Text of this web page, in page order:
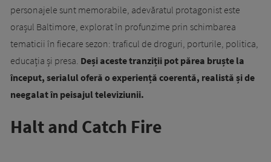
personajele sunt memorabile, adevăratul protagonist este
orașul Baltimore, explorat în profunzime prin schimbarea
tematicii în fiecare sezon: traficul de droguri, porturile, politica,
educația și presa. Deși aceste tranziții pot părea bruște la
început, serialul oferă o experiență coerentă, realistă și de
neegalat în peisajul televiziunii.
Halt and Catch Fire